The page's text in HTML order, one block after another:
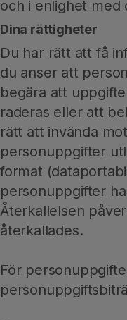
och i enlighet med
Dina rättigheter
Du har rätt att få
du anser att
begära att
raderas eller att
rätt att invända
personuppgifter
format
personuppgifter
Återkallelsen
återkallades.
För